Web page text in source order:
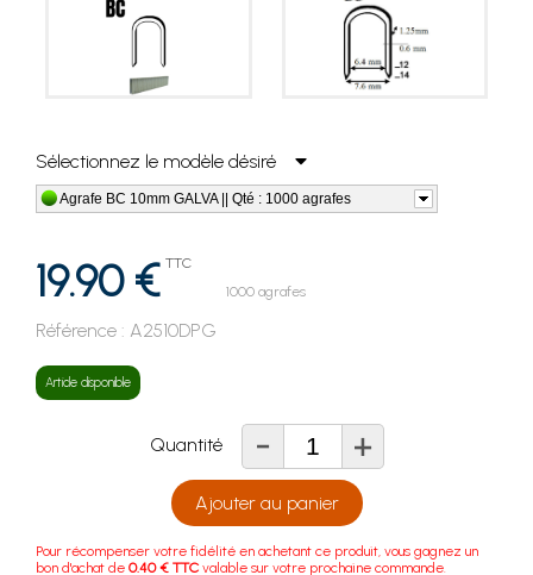
Sélectionnez le modèle désiré
Agrafe BC 10mm GALVA || Qté : 1000 agrafes
19.90 € TTC
1000 agrafes
Référence : A2510DPG
Article disponible
Quantité - +
Ajouter au panier
Pour récompenser votre fidélité en achetant ce produit, vous gagnez un
bon d'achat de 0.40 € TTC valable sur votre prochaine commande.